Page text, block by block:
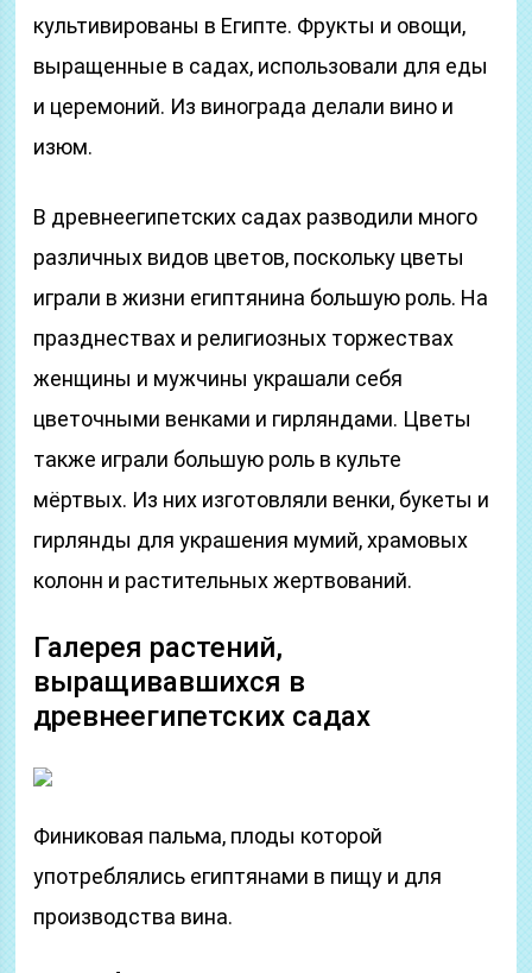
культивированы в Египте. Фрукты и овощи,
выращенные в садах, использовали для еды
и церемоний. Из винограда делали вино и
изюм.
В древнеегипетских садах разводили много
различных видов цветов, поскольку цветы
играли в жизни египтянина большую роль. На
празднествах и религиозных торжествах
женщины и мужчины украшали себя
цветочными венками и гирляндами. Цветы
также играли большую роль в культе
мёртвых. Из них изготовляли венки, букеты и
гирлянды для украшения мумий, храмовых
колонн и растительных жертвований.
Галерея растений,
выращивавшихся в
древнеегипетских садах
Финиковая пальма, плоды которой
употреблялись египтянами в пищу и для
производства вина.